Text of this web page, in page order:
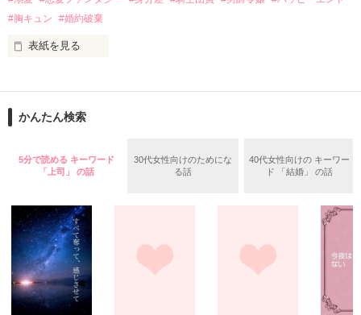
作品を読む
「…は？」
リリィ・ロゼッタ侯爵令嬢
透き通るほど白い肌と華奢の手足
ギル・レイヴン公爵
サラサラとした綺麗な黒髪に綺麗な青色の瞳
あまりにも整った顔は女性たちを引き寄せる
社交界で圧倒的人気を誇っていた
#胸キュン
#婚約破棄
表紙を見る
目が覚めたら、自分の隣に知らない男が眠っていた。
朝の鍛錬が迫っていて置いていったが……
鍛錬後の業務中に遭遇、彼はあの近衛騎士団長だと判明した。
「そうだな……黙ってはおいてやろう。だが、何でもするとい
う言葉は言わないほうがいい」
甘い言葉をささやく近衛騎士団長に翻弄されるテレシアの恋物
語が始まる——
かんたん検索
5分で読める キーワード
「上司」 の話
30代女性向けのためにな
る話
40代女性向けの キーワー
ド 「結婚」 の話